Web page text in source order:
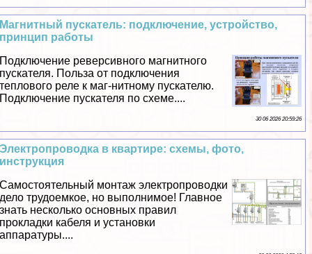
Магнитный пускатель: подключение, устройство,
принцип работы
Подключение реверсивного магнитного
пускателя. Польза от подключения
теплового реле к маг-нитному пускателю.
Подключение пускателя по схеме....
30 06 2026 20:59:26
Электропроводка в квартире: схемы, фото,
инструкция
Самостоятельный монтаж электропроводки
дело трудоемкое, но выполнимое! Главное
знать несколько основных правил
прокладки кабеля и установки
аппаратуры....